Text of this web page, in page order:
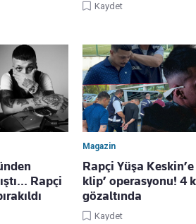
Kaydet
Rapçi
Magazin
Rapçi Yüşa
klip’ operasyonu! 4
gözaltında
Kaydet